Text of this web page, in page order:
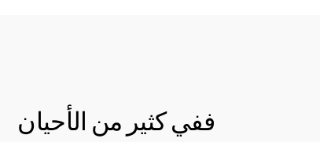
ففي كثير من الأحيان